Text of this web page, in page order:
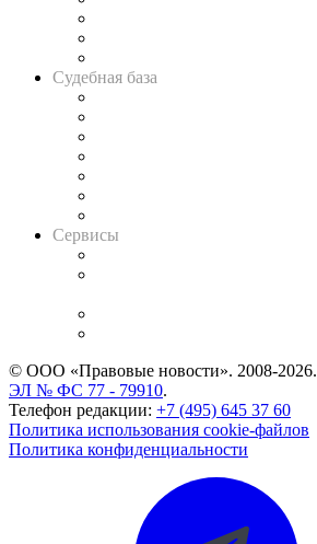
Судебная база
Сервисы
© ООО «Правовые новости». 2008-2026.
ЭЛ № ФС 77 - 79910.
Телефон редакции: +7 (495) 645 37 60
Политика использования cookie-файлов
Политика конфиденциальности